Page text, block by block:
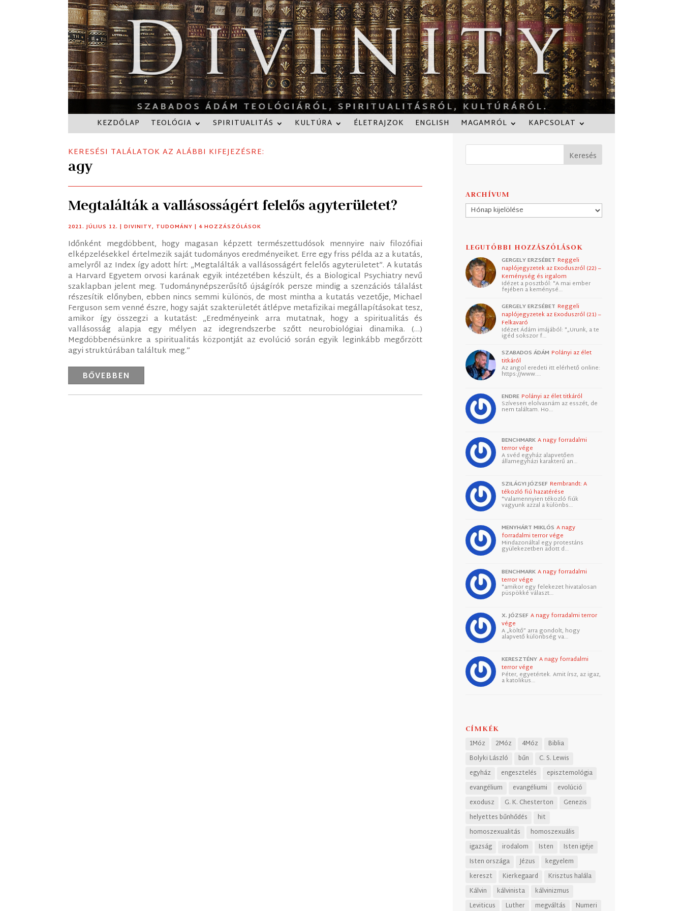
KEZDŐLAP TEOLÓGIA SPIRITUALITÁS KULTÚRA ÉLETRAJZOK ENGLISH MAGAMRÓL KAPCSOLAT
KERESÉSI TALÁLATOK AZ ALÁBBI KIFEJEZÉSRE:
agy
Megtalálták a vallásosságért felelős agyterületet?
2021. JÚLIUS 12. |DIVINITY, TUDOMÁNY | 4 HOZZÁSZÓLÁSOK
Időnként megdöbbent, hogy magasan képzett természettudósok mennyire naiv filozófiai
elképzelésekkel értelmezik saját tudományos eredményeiket. Erre egy friss példa az a kutatás,
amelyről az Index így adott hírt: „Megtalálták a vallásosságért felelős agyterületet”. A kutatás
a Harvard Egyetem orvosi karának egyik intézetében készült, és a Biological Psychiatry nevű
szaklapban jelent meg. Tudománynépszerűsítő újságírók persze mindig a szenzációs tálalást
részesítik előnyben, ebben nincs semmi különös, de most mintha a kutatás vezetője, Michael
Ferguson sem venné észre, hogy saját szakterületét átlépve metafizikai megállapításokat tesz,
amikor így összegzi a kutatást: „Eredményeink arra mutatnak, hogy a spiritualitás és
vallásosság alapja egy mélyen az idegrendszerbe szőtt neurobiológiai dinamika. (…)
Megdöbbenésünkre a spiritualitás központját az evolúció során egyik leginkább megőrzött
agyi struktúrában találtuk meg.”
BŐVEBBEN
ARCHÍVUM
Archívum
LEGUTÓBBI HOZZÁSZÓLÁSOK
GERGELY ERZSÉBET Reggeli
naplójegyzetek az Exoduszról (22) –
Keménység és irgalom
Idézet a posztból: "A mai ember
fejében a keménysé…
GERGELY ERZSÉBET Reggeli
naplójegyzetek az Exoduszról (21) –
Felkavaró
Idézet Ádám imájából: "„Urunk, a te
igéd sokszor f…
SZABADOS ÁDÁM Polányi az élet
titkáról
Az angol eredeti itt elérhető online:
https://www.…
ENDRE Polányi az élet titkáról
Szívesen elolvasnám az esszét, de
nem találtam. Ho…
BENCHMARK A nagy forradalmi
terror vége
A svéd egyház alapvetően
államegyházi karakterű an…
SZILÁGYI JÓZSEF Rembrandt: A
tékozló fiú hazatérése
"Valamennyien tékozló fiúk
vagyunk azzal a különbs…
MENYHÁRT MIKLÓS A nagy
forradalmi terror vége
Mindazonáltal egy protestáns
gyülekezetben adott d…
BENCHMARK A nagy forradalmi
terror vége
"amikor egy felekezet hivatalosan
püspökké választ…
X. JÓZSEF A nagy forradalmi terror
vége
A „költő” arra gondolt, hogy
alapvető különbség va…
KERESZTÉNY A nagy forradalmi
terror vége
Péter, egyetértek. Amit írsz, az igaz,
a katolikus…
CÍMKÉK
1Móz 2Móz 4Móz
Biblia
Bolyki László
bűn
C. S. Lewis
egyház
engesztelés
episztemológia
evangélium
evangéliumi
evolúció
exodusz
G. K. Chesterton
Genezis
helyettes bűnhődés
hit
homoszexualitás
homoszexuális
igazság
irodalom Isten
Isten igéje
Isten országa
Jézus
kegyelem
kereszt
Kierkegaard
Krisztus halála
Kálvin
kálvinista
kálvinizmus
Leviticus
Luther megváltás Numeri